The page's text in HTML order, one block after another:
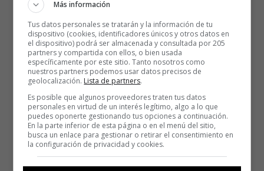
en casa, en una ciudad española que está en el camino
entre Madrid y Arabia Saudí.
Más información
Tus datos personales se tratarán y la información de tu
dispositivo (cookies, identificadores únicos y otros datos en
el dispositivo) podrá ser almacenada y consultada por 205
partners y compartida con ellos, o bien usada
específicamente por este sitio. Tanto nosotros como
nuestros partners podemos usar datos precisos de
geolocalización. Lista de partners.
Es posible que algunos proveedores traten tus datos
personales en virtud de un interés legítimo, algo a lo que
puedes oponerte gestionando tus opciones a continuación.
En la parte inferior de esta página o en el menú del sitio,
busca un enlace para gestionar o retirar el consentimiento en
la configuración de privacidad y cookies.